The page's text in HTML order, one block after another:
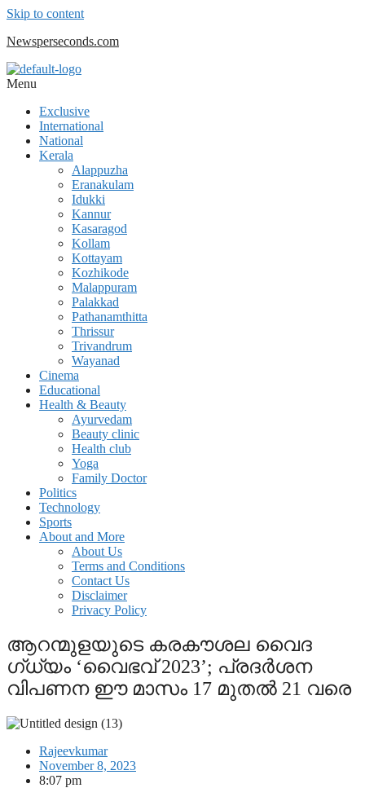
Skip to content
Newsperseconds.com
Menu
Exclusive
International
National
Kerala
Alappuzha
Eranakulam
Idukki
Kannur
Kasaragod
Kollam
Kottayam
Kozhikode
Malappuram
Palakkad
Pathanamthitta
Thrissur
Trivandrum
Wayanad
Cinema
Educational
Health & Beauty
Ayurvedam
Beauty clinic
Health club
Yoga
Family Doctor
Politics
Technology
Sports
About and More
About Us
Terms and Conditions
Contact Us
Disclaimer
Privacy Policy
ആറന്മുളയുടെ കരകൗശല വെെദ​
ഗ്ധ്യം ‘വെെഭവ് 2023’; പ്രദർശന
വിപണന ഈ മാസം 17 മുതൽ 21 വരെ
Rajeevkumar
November 8, 2023
8:07 pm